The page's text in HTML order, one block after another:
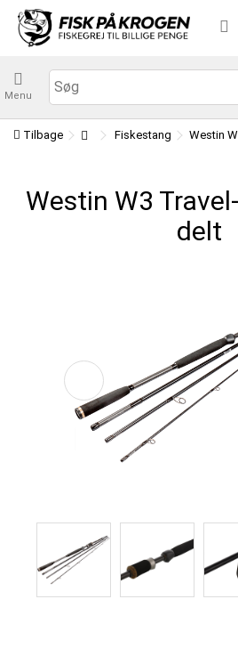
Menu
Tilbage Fiskestang Westin
Westin W3
delt